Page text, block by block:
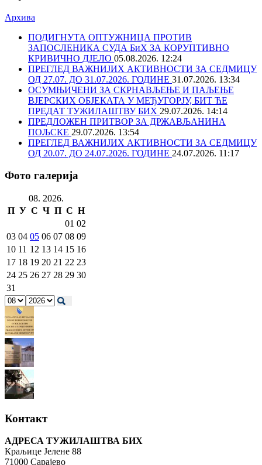
Архива
ПОДИГНУТА ОПТУЖНИЦА ПРОТИВ
ЗАПОСЛЕНИКА СУДА БиХ ЗА КОРУПТИВНО
КРИВИЧНО ДЈЕЛО 05.08.2026. 12:24
ПРЕГЛЕД ВАЖНИЈИХ АКТИВНОСТИ ЗА СЕДМИЦУ
ОД 27.07. ДО 31.07.2026. ГОДИНЕ 31.07.2026. 13:34
ОСУМЊИЧЕНИ ЗА СКРНАВЉЕЊЕ И ПАЉЕЊЕ
ВЈЕРСКИХ ОБЈЕКАТА У МЕЂУГОРЈУ, БИТ ЋЕ
ПРЕДАТ ТУЖИЛАШТВУ БИХ 29.07.2026. 14:14
ПРЕДЛОЖЕН ПРИТВОР ЗА ДРЖАВЉАНИНА
ПОЉСКЕ 29.07.2026. 13:54
ПРЕГЛЕД ВАЖНИЈИХ АКТИВНОСТИ ЗА СЕДМИЦУ
ОД 20.07. ДО 24.07.2026. ГОДИНЕ 24.07.2026. 11:17
Фото галерија
08. 2026.
П У С Ч П С Н
01 02
03 04 05 06 07 08 09
10 11 12 13 14 15 16
17 18 19 20 21 22 23
24 25 26 27 28 29 30
31
Контакт
АДРЕСА ТУЖИЛАШТВА БИХ
Краљице Јелене 88
71000 Сарајево